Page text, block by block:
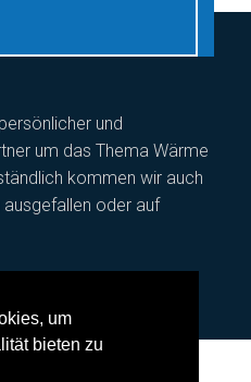
um
bieten zu
und
um das Thema Wärme
kommen wir auch
ausgefallen oder auf
All rights reserved.